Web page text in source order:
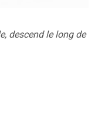
descend le long de